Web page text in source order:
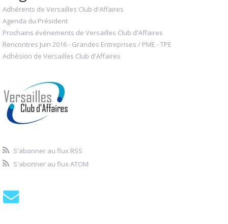
Adhérents de Versailles Club d'Affaires
Agenda du Président
Prochains événements de Versailles Club d'Affaires
Rencontres Juin 2016 - Grandes Entreprises / PME - TPE
Adhésion de Versailles Club d'Affaires
S'abonner au flux RSS
S'abonner au flux ATOM